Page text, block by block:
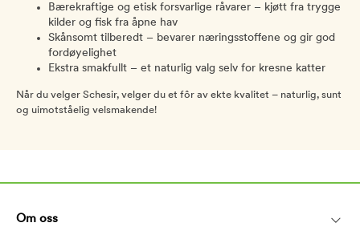
Bærekraftige og etisk forsvarlige råvarer – kjøtt fra trygge
kilder og fisk fra åpne hav
Skånsomt tilberedt – bevarer næringsstoffene og gir god
fordøyelighet
Ekstra smakfullt – et naturlig valg selv for kresne katter
Når du velger Schesir, velger du et fôr av ekte kvalitet – naturlig, sunt
og uimotståelig velsmakende!
Om oss